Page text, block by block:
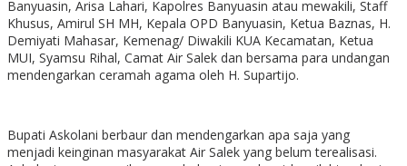
Banyuasin, Arisa Lahari, Kapolres Banyuasin atau mewakili, Staff
Khusus, Amirul SH MH, Kepala OPD Banyuasin, Ketua Baznas, H.
Demiyati Mahasar, Kemenag/ Diwakili KUA Kecamatan, Ketua
MUI, Syamsu Rihal, Camat Air Salek dan bersama para undangan
mendengarkan ceramah agama oleh H. Supartijo.
Bupati Askolani berbaur dan mendengarkan apa saja yang
menjadi keinginan masyarakat Air Salek yang belum terealisasi.